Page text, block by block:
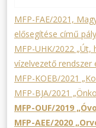
MFP-FAE/2021,
elősegítése című
MFP-UHK/2022
vízelvezető rendszer
MFP-KOEB/2021
MFP-BJA/2021
MFP-OUF/2019
MFP-AEE/2020